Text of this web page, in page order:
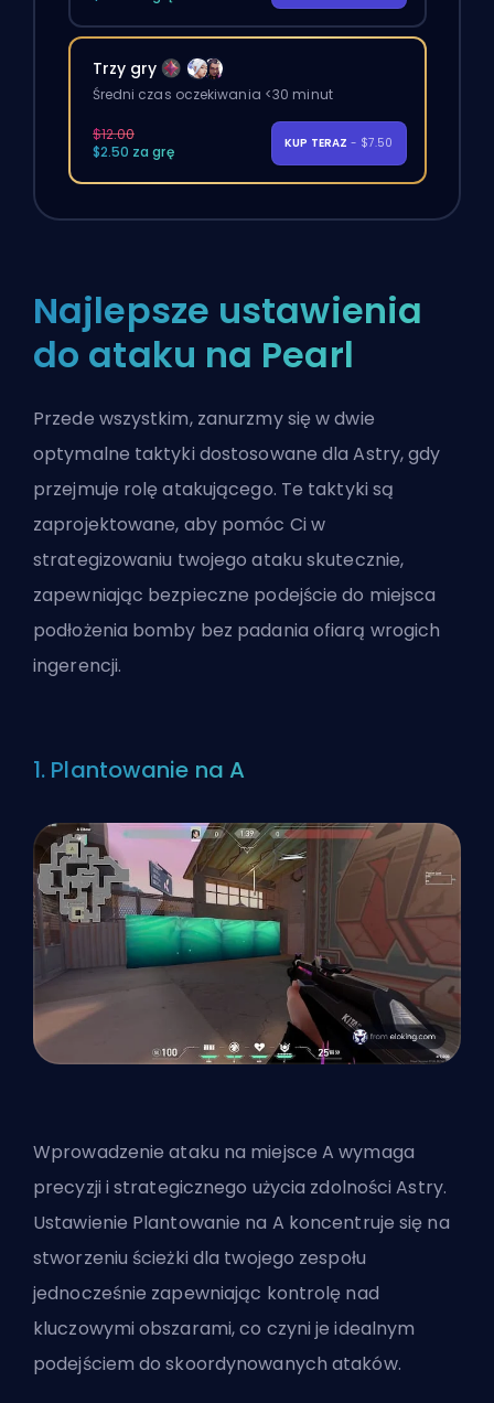
Trzy gry
Średni czas oczekiwania <30 minut
$12.00
$2.50 za grę
KUP TERAZ - $7.50
Najlepsze ustawienia
do ataku na Pearl
Przede wszystkim, zanurzmy się w dwie
optymalne taktyki dostosowane dla Astry, gdy
przejmuje rolę atakującego. Te taktyki są
zaprojektowane, aby pomóc Ci w
strategizowaniu twojego ataku skutecznie,
zapewniając bezpieczne podejście do miejsca
podłożenia bomby bez padania ofiarą wrogich
ingerencji.
1. Plantowanie na A
Wprowadzenie ataku na miejsce A wymaga
precyzji i strategicznego użycia zdolności Astry.
Ustawienie Plantowanie na A koncentruje się na
stworzeniu ścieżki dla twojego zespołu
jednocześnie zapewniając kontrolę nad
kluczowymi obszarami, co czyni je idealnym
podejściem do skoordynowanych ataków.